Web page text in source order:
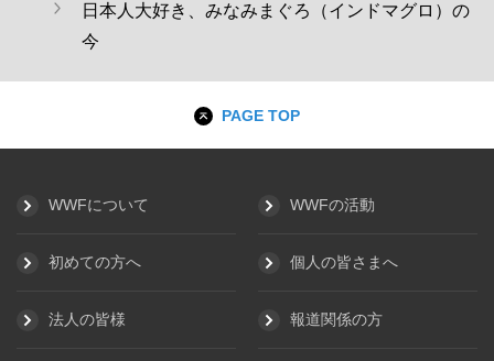
日本人大好き、みなみまぐろ（インドマグロ）の
今
PAGE TOP
WWFについて WWFの活動
初めての方へ 個人の皆さまへ
法人の皆様 報道関係の方